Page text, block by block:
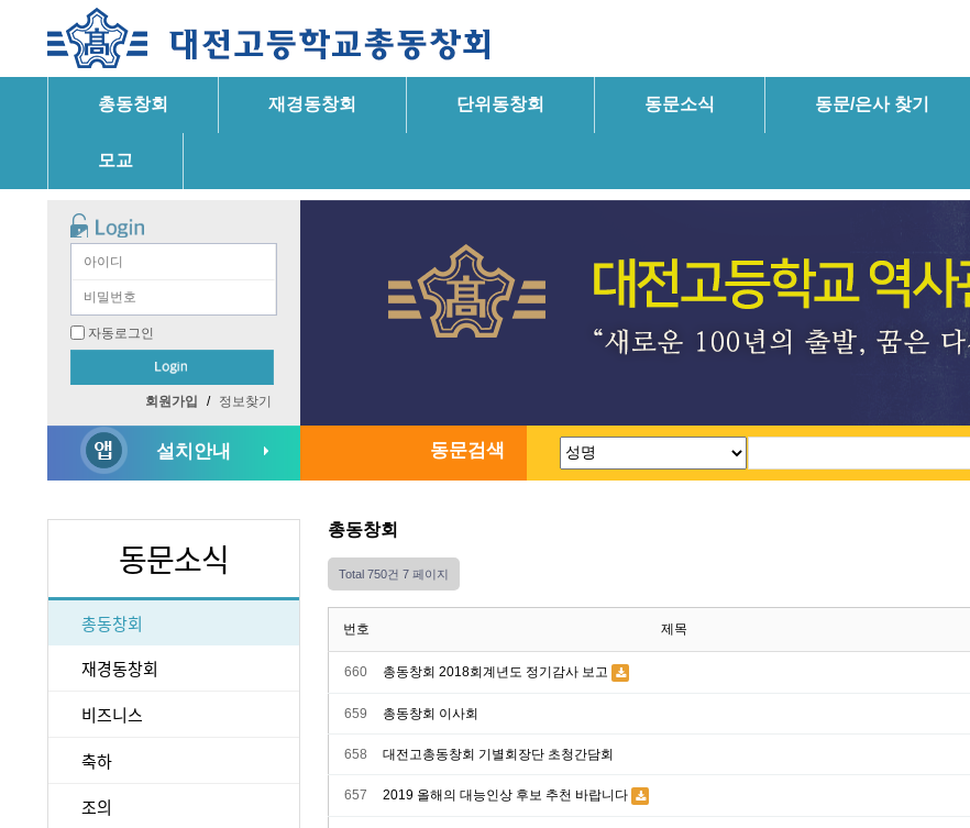
총동창회 재경동창회 단위동창회 동문소식 동문/은사 찾기
모교
자동로그인
회원가입 / 정보찾기
설치안내
동문소식
총동창회
재경동창회
비즈니스
축하
조의
동문검색
총동창회
Total 750건 7 페이지
번호 제목
660 총동창회 2018회계년도 정기감사 보고
659 총동창회 이사회
658 대전고총동창회 기별회장단 초청간담회
657 2019 올해의 대능인상 후보 추천 바랍니다